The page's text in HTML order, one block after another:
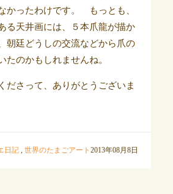
かったわけです。 もっとも、
る天井画には、５本爪龍が描か
朝廷どうしの交流などから爪の
たのかもしれませんね。
ださって、ありがとうございま
日記, 世界のたまごアート 2013年08月8日